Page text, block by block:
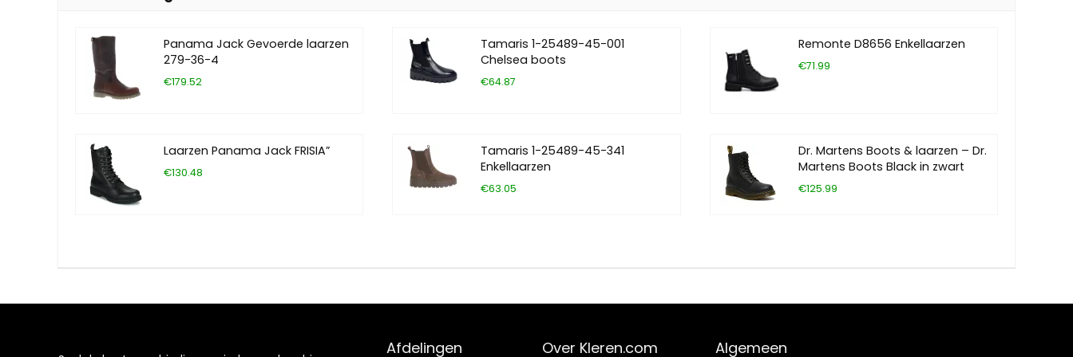
Panama Jack Gevoerde laarzen
279-36-4
€179.52
Tamaris 1-25489-45-001
Chelsea boots
€64.87
Remonte D8656 Enkellaarzen
€71.99
Laarzen Panama Jack FRISIA”
€130.48
Tamaris 1-25489-45-341
Enkellaarzen
€63.05
Dr. Martens Boots & laarzen – Dr.
Martens Boots Black in zwart
€125.99
Afdelingen Over Kleren.com Algemeen